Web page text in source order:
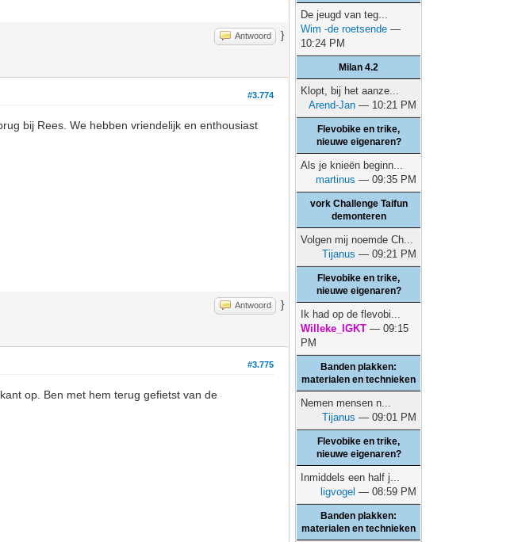
Antwoord }
#3.774
bij Rees. We hebben vriendelijk en enthousiast
Antwoord }
#3.775
op. Ben met hem terug gefietst van de
De jeugd van teg...
Wim -de roetsende —
10:24 PM
Milan 4.2
Klopt, bij het aanze...
Arend-Jan — 10:21 PM
Flevobike en trike,
nieuwe eigenaren?
Als je knieën beginn...
martinus — 09:35 PM
vork Challenge Taifun
demonteren
Volgen mij noemde Ch...
Tijanus — 09:21 PM
Flevobike en trike,
nieuwe eigenaren?
Ik had op de flevobi...
Willeke_IGKT — 09:15
PM
Banden plakken:
materialen en technieken
Nemen mensen n...
Tijanus — 09:01 PM
Flevobike en trike,
nieuwe eigenaren?
Inmiddels een half j...
ligvogel — 08:59 PM
Banden plakken:
materialen en technieken